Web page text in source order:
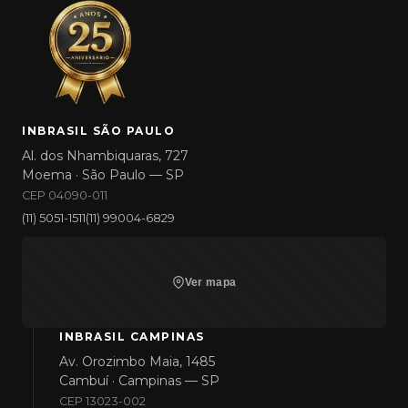
INBRASIL SÃO PAULO
Al. dos Nhambiquaras, 727
Moema · São Paulo — SP
CEP 04090-011
(11) 5051-1511(11) 99004-6829
Ver mapa
INBRASIL CAMPINAS
Av. Orozimbo Maia, 1485
Cambuí · Campinas — SP
CEP 13023-002